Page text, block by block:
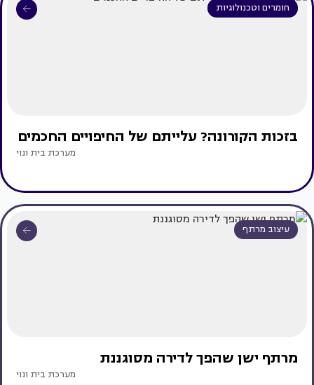
חומרים וטכנולוגיות
בזכות הקורונה? עלייתם של החיפויים החכמים
מערכת בית ונוי
עיצוב מרתף
מרתף ישן שהפך לדירה מסוגננת
מערכת בית ונוי